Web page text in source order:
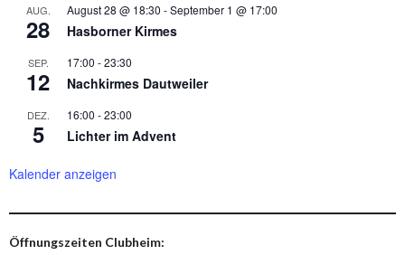
AUG.
28
August 28 @ 18:30 -September 1 @ 17:00
Hasborner Kirmes
SEP.
12
17:00 -23:30
Nachkirmes Dautweiler
DEZ.
5
16:00 -23:00
Lichter im Advent
Kalender anzeigen
Öffnungszeiten Clubheim: